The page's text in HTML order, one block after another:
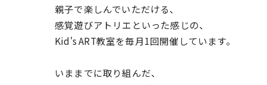
親子で楽しんでいただける、
感覚遊びアトリエといった感じの、
Kid's ART教室を毎月1回開催しています。
いままでに取り組んだ、